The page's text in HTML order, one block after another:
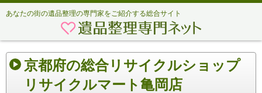
あなたの街の遺品整理の専門家をご紹介する総合サイト
京都府の総合リサイクルショップ
リサイクルマート亀岡店